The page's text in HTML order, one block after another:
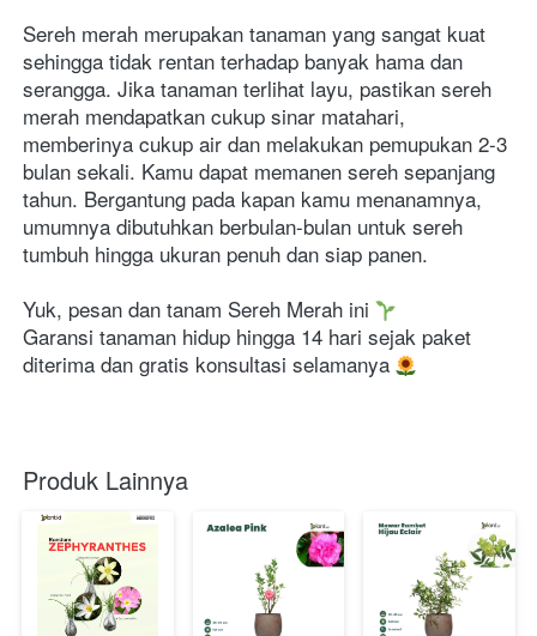
Sereh merah merupakan tanaman yang sangat kuat
sehingga tidak rentan terhadap banyak hama dan
serangga. Jika tanaman terlihat layu, pastikan sereh
merah mendapatkan cukup sinar matahari,
memberinya cukup air dan melakukan pemupukan 2-3
bulan sekali. Kamu dapat memanen sereh sepanjang
tahun. Bergantung pada kapan kamu menanamnya,
umumnya dibutuhkan berbulan-bulan untuk sereh
tumbuh hingga ukuran penuh dan siap panen.
Yuk, pesan dan tanam Sereh Merah ini
Garansi tanaman hidup hingga 14 hari sejak paket
diterima dan gratis konsultasi selamanya
Produk Lainnya